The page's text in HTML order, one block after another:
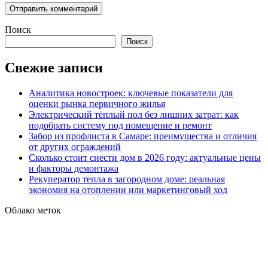
Поиск
Поиск
Свежие записи
Аналитика новостроек: ключевые показатели для
оценки рынка первичного жилья
Электрический тёплый пол без лишних затрат: как
подобрать систему под помещение и ремонт
Забор из профлиста в Самаре: преимущества и отличия
от других ограждений
Сколько стоит снести дом в 2026 году: актуальные цены
и факторы демонтажа
Рекуператор тепла в загородном доме: реальная
экономия на отоплении или маркетинговый ход
Облако меток